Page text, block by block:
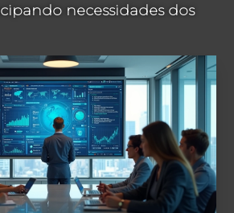
necessidades dos